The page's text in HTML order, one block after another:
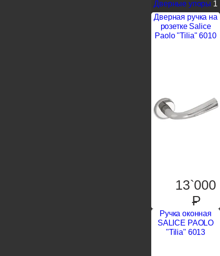
Дверные упоры 1
Дверная ручка на
розетке Salice
Paolo "Tilia" 6010
13`000
P
Ручка оконная
SALICE PAOLO
"Tilia" 6013